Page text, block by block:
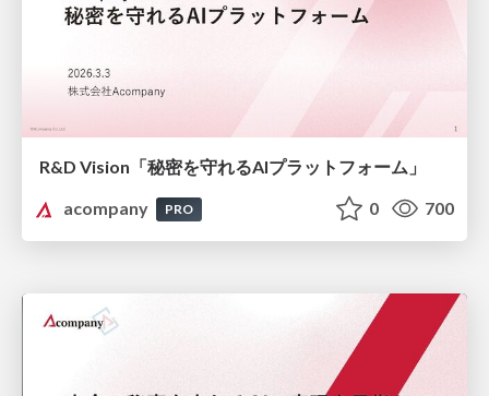
R&D Vision「秘密を守れるAIプラットフォーム」
acompany
PRO 0 700